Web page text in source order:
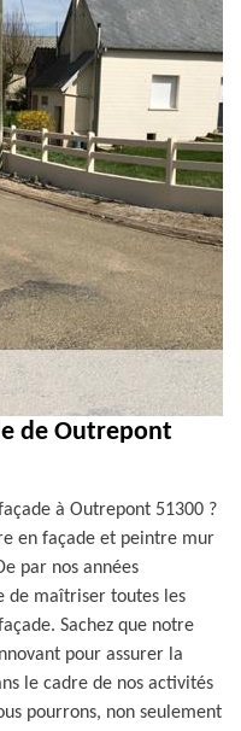
de Outrepont
à Outrepont 51300 ?
en façade et peintre mur
par nos années
de maîtriser toutes les
Sachez que notre
pour assurer la
le cadre de nos activités
pourrons, non seulement